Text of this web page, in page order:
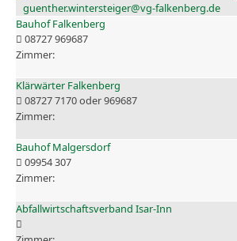
guenther.wintersteiger@vg-falkenberg.de
Bauhof Falkenberg
08727 969687
Klärwärter Falkenberg
08727 7170 oder 969687
Bauhof Malgersdorf
09954 307
Abfallwirtschaftsverband Isar-Inn